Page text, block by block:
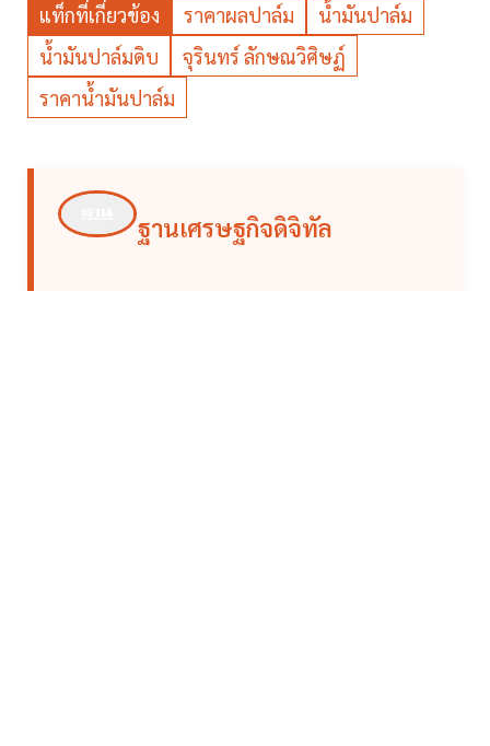
แท็กที่เกี่ยวข้อง ราคาผลปาล์ม
น้ำมันปาล์ม
น้ำมันปาล์มดิบ
จุรินทร์ ลักษณวิศิษฏ์
ราคาน้ำมันปาล์ม
ฐานเศรษฐกิจดิจิทัล